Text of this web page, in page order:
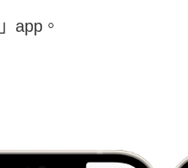
」app。